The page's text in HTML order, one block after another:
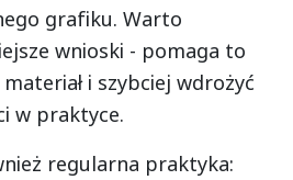
grafiku. Warto
wnioski - pomaga to
i szybciej wdrożyć
w praktyce.
regularna praktyka: